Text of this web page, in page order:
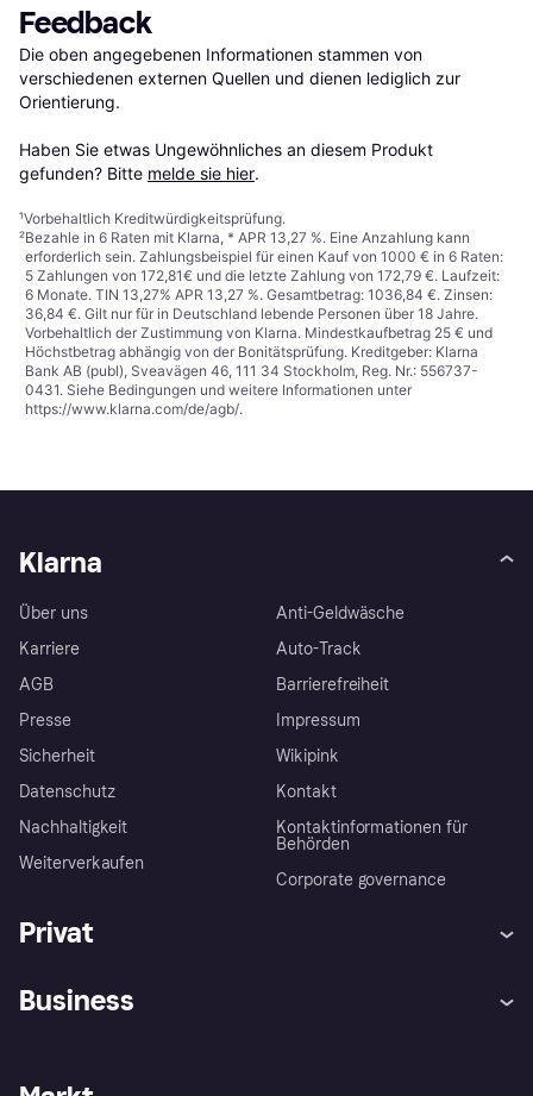
Feedback
Die oben angegebenen Informationen stammen von
verschiedenen externen Quellen und dienen lediglich zur
Orientierung.
Haben Sie etwas Ungewöhnliches an diesem Produkt
gefunden? Bitte melde sie hier.
¹Vorbehaltlich Kreditwürdigkeitsprüfung.
²Bezahle in 6 Raten mit Klarna, * APR 13,27 %. Eine Anzahlung kann
erforderlich sein. Zahlungsbeispiel für einen Kauf von 1000 € in 6 Raten:
5 Zahlungen von 172,81€ und die letzte Zahlung von 172,79 €. Laufzeit:
6 Monate. TIN 13,27% APR 13,27 %. Gesamtbetrag: 1036,84 €. Zinsen:
36,84 €. Gilt nur für in Deutschland lebende Personen über 18 Jahre.
Vorbehaltlich der Zustimmung von Klarna. Mindestkaufbetrag 25 € und
Höchstbetrag abhängig von der Bonitätsprüfung. Kreditgeber: Klarna
Bank AB (publ), Sveavägen 46, 111 34 Stockholm, Reg. Nr.: 556737-
0431. Siehe Bedingungen und weitere Informationen unter
https://www.klarna.com/de/agb/.
Klarna
Über uns
Karriere
AGB
Presse
Sicherheit
Datenschutz
Nachhaltigkeit
Weiterverkaufen
Anti-Geldwäsche
Auto-Track
Barrierefreiheit
Impressum
Wikipink
Kontakt
Kontaktinformationen für
Behörden
Corporate governance
Privat
Klarna App
Business
Händlerportal